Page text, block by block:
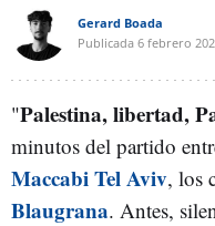
Gerard Boada
Publicada 6 febrero
"Palestina, libertad,
minutos del partido
Maccabi Tel Aviv, los
Blaugrana. Antes,